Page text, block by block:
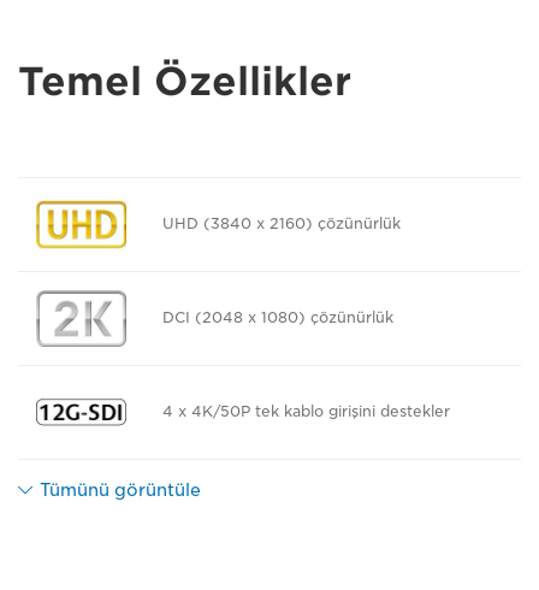
Temel Özellikler
UHD (3840 x 2160) çözünürlük
DCI (2048 x 1080) çözünürlük
4 x 4K/50P tek kablo girişini destekler
Tümünü görüntüle